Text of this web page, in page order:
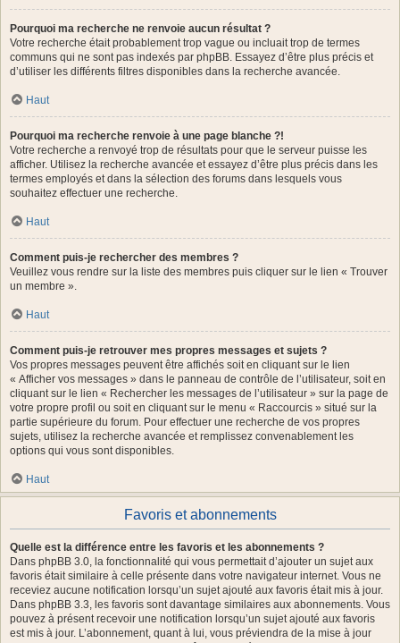
Pourquoi ma recherche ne renvoie aucun résultat ?
Votre recherche était probablement trop vague ou incluait trop de termes
communs qui ne sont pas indexés par phpBB. Essayez d’être plus précis et
d’utiliser les différents filtres disponibles dans la recherche avancée.
Haut
Pourquoi ma recherche renvoie à une page blanche ?!
Votre recherche a renvoyé trop de résultats pour que le serveur puisse les
afficher. Utilisez la recherche avancée et essayez d’être plus précis dans les
termes employés et dans la sélection des forums dans lesquels vous
souhaitez effectuer une recherche.
Haut
Comment puis-je rechercher des membres ?
Veuillez vous rendre sur la liste des membres puis cliquer sur le lien « Trouver
un membre ».
Haut
Comment puis-je retrouver mes propres messages et sujets ?
Vos propres messages peuvent être affichés soit en cliquant sur le lien
« Afficher vos messages » dans le panneau de contrôle de l’utilisateur, soit en
cliquant sur le lien « Rechercher les messages de l’utilisateur » sur la page de
votre propre profil ou soit en cliquant sur le menu « Raccourcis » situé sur la
partie supérieure du forum. Pour effectuer une recherche de vos propres
sujets, utilisez la recherche avancée et remplissez convenablement les
options qui vous sont disponibles.
Haut
Favoris et abonnements
Quelle est la différence entre les favoris et les abonnements ?
Dans phpBB 3.0, la fonctionnalité qui vous permettait d’ajouter un sujet aux
favoris était similaire à celle présente dans votre navigateur internet. Vous ne
receviez aucune notification lorsqu’un sujet ajouté aux favoris était mis à jour.
Dans phpBB 3.3, les favoris sont davantage similaires aux abonnements. Vous
pouvez à présent recevoir une notification lorsqu’un sujet ajouté aux favoris
est mis à jour. L’abonnement, quant à lui, vous préviendra de la mise à jour